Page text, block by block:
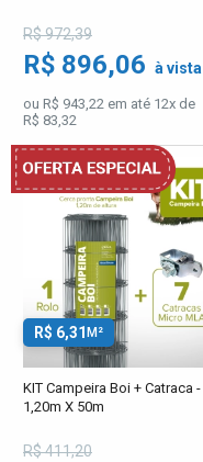
R$ 972,39
R$ 896,06 à vista
ou R$ 943,22 em até 12x de
R$ 83,32
R$ 6,31 M²
KIT Campeira Boi + Catraca -
1,20m X 50m
R$ 411,20